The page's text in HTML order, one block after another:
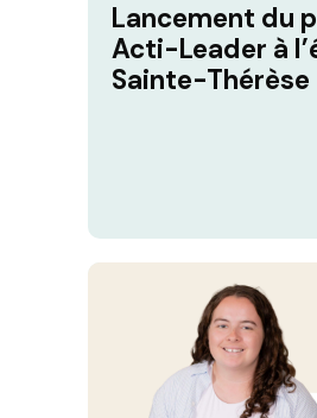
Lancement du
Acti-Leader à
Sainte-Thérèse